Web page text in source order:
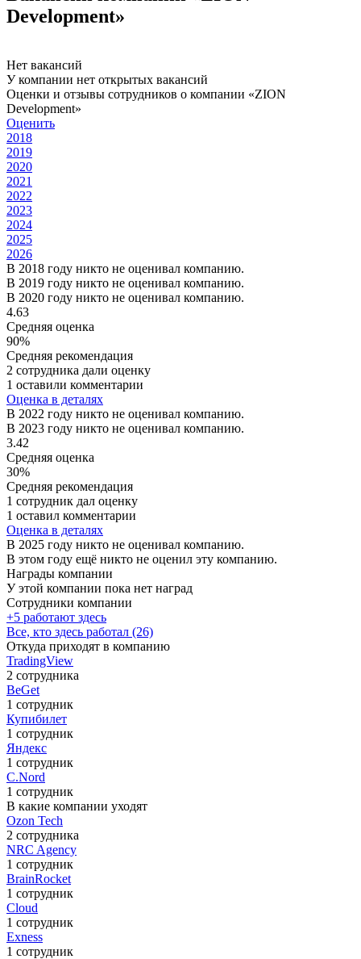
Development»
Нет вакансий
У компании нет открытых вакансий
Оценки и отзывы сотрудников о компании «ZION
Development»
Оценить
2018
2019
2020
2021
2022
2023
2024
2025
2026
В 2018 году никто не оценивал компанию.
В 2019 году никто не оценивал компанию.
В 2020 году никто не оценивал компанию.
4.63
Средняя оценка
90%
Средняя рекомендация
2 сотрудника дали оценку
1 оставили комментарии
Оценка в деталях
В 2022 году никто не оценивал компанию.
В 2023 году никто не оценивал компанию.
3.42
Средняя оценка
30%
Средняя рекомендация
1 сотрудник дал оценку
1 оставил комментарии
Оценка в деталях
В 2025 году никто не оценивал компанию.
В этом году ещё никто не оценил эту компанию.
Награды компании
У этой компании пока нет наград
Сотрудники компании
+5 работают здесь
Все, кто здесь работал (26)
Откуда приходят в компанию
TradingView
2 сотрудника
BeGet
1 сотрудник
Купибилет
1 сотрудник
Яндекс
1 сотрудник
C.Nord
1 сотрудник
В какие компании уходят
Ozon Tech
2 сотрудника
NRC Agency
1 сотрудник
BrainRocket
1 сотрудник
Cloud
1 сотрудник
Exness
1 сотрудник